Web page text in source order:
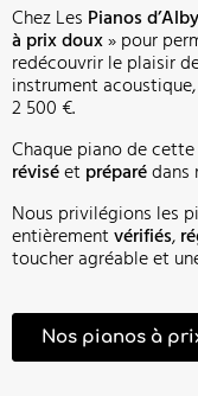
Chez Les Pianos d’Alby
à prix doux» pour
redécouvrir le plaisir
instrument
2 500 €.
Chaque piano de
réviséet préparédans
Nous privilégions les
entièrementvérifiés,
toucher agréable et
Nos pianos à